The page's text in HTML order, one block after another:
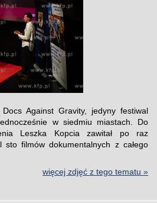
Against Gravity, jedyny festiwal
w siedmiu miastach. Do
Leszka Kopcia zawitał po raz
sto filmów dokumentalnych z całego
więcej zdjęć z tego tematu »